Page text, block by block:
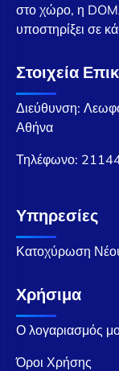
στο χώρο, η
υποστηρίξει σε
Στοιχεία
Διεύθυνση:
Αθήνα
Τηλέφωνο:
Υπηρεσίες
Κατοχύρωση
Χρήσιμα
Ο λογαριασμός
Όροι Χρήσης